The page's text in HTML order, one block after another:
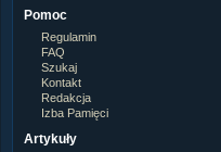
Pomoc
Regulamin
FAQ
Szukaj
Kontakt
Redakcja
Izba Pamięci
Artykuły